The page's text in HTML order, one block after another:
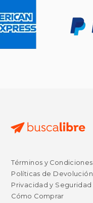
Términos y Condiciones
Políticas de Devolución
Privacidad y Seguridad
Cómo Comprar